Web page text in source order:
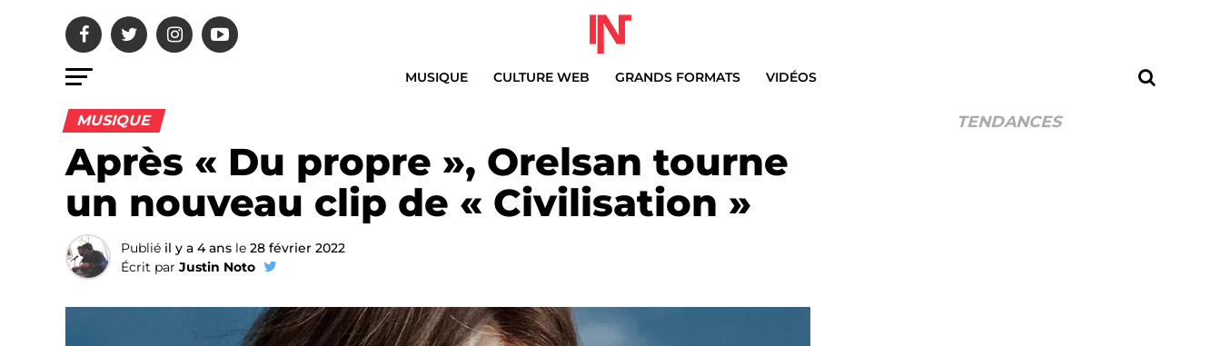
MUSIQUE CULTURE WEB GRANDS FORMATS VIDÉOS
MUSIQUE
Après « Du propre », Orelsan tourne
un nouveau clip de « Civilisation »
Publié il y a 4 ans le 28 février 2022
Écrit par Justin Noto
TENDANCES